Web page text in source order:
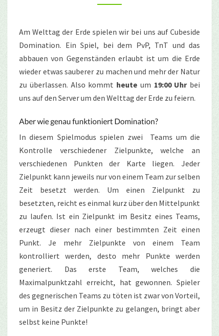
Am Welttag der Erde spielen wir bei uns auf Cubeside
Domination. Ein Spiel, bei dem PvP, TnT und das
abbauen von Gegenständen erlaubt ist um die Erde
wieder etwas sauberer zu machen und mehr der Natur
zu überlassen. Also kommt heute um 19:00 Uhrbei
uns auf den Server um den Welttag der Erde zu feiern.
Aber wie genau funktioniert Domination?
In diesem Spielmodus spielen zwei Teams um die
Kontrolle verschiedener Zielpunkte, welche an
verschiedenen Punkten der Karte liegen. Jeder
Zielpunkt kann jeweils nur von einem Team zur selben
Zeit besetzt werden. Um einen Zielpunkt zu
besetzten, reicht es einmal kurz über den Mittelpunkt
zu laufen. Ist ein Zielpunkt im Besitz eines Teams,
erzeugt dieser nach einer bestimmten Zeit einen
Punkt. Je mehr Zielpunkte von einem Team
kontrolliert werden, desto mehr Punkte werden
generiert. Das erste Team, welches die
Maximalpunktzahl erreicht, hat gewonnen. Spieler
des gegnerischen Teams zu töten ist zwar von Vorteil,
um in Besitz der Zielpunkte zu gelangen, bringt aber
selbst keine Punkte!